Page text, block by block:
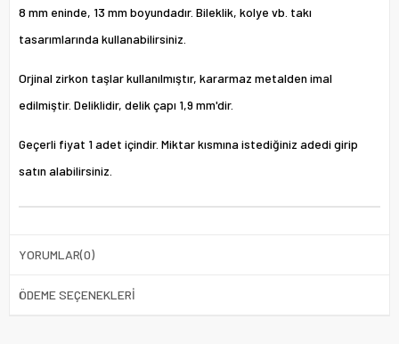
8 mm eninde, 13 mm boyundadır. Bileklik, kolye vb. takı
tasarımlarında kullanabilirsiniz.
Orjinal zirkon taşlar kullanılmıştır, kararmaz metalden imal
edilmiştir. Deliklidir, delik çapı 1,9 mm'dir.
Geçerli fiyat 1 adet içindir. Miktar kısmına istediğiniz adedi girip
satın alabilirsiniz.
YORUMLAR(0)
ÖDEME SEÇENEKLERI